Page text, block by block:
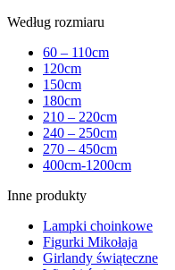
Według rozmiaru
60 – 110cm
120cm
150cm
180cm
210 – 220cm
240 – 250cm
270 – 450cm
400cm-1200cm
Inne produkty
Lampki choinkowe
Figurki Mikołaja
Girlandy świąteczne